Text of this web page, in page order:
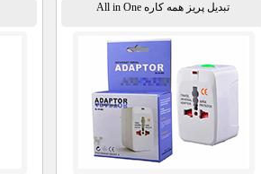
تبدیل پریز همه کاره All in One